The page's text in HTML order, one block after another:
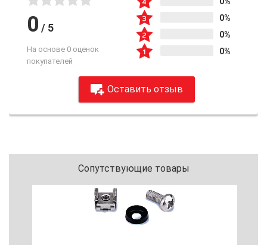
0 / 5
На основе 0 оценок
покупателей
0%
0%
0%
Оставить отзыв
Сопутствующие товары